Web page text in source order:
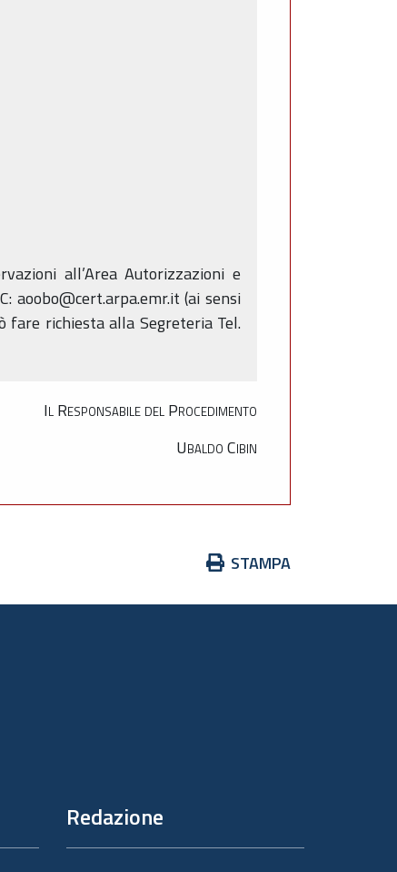
all’Area Autorizzazioni e
aoobo@cert.arpa.emr.it (ai sensi
fare richiesta alla Segreteria Tel.
Il Responsabile del Procedimento
Ubaldo Cibin
Azioni
documento
STAMPA
Redazione